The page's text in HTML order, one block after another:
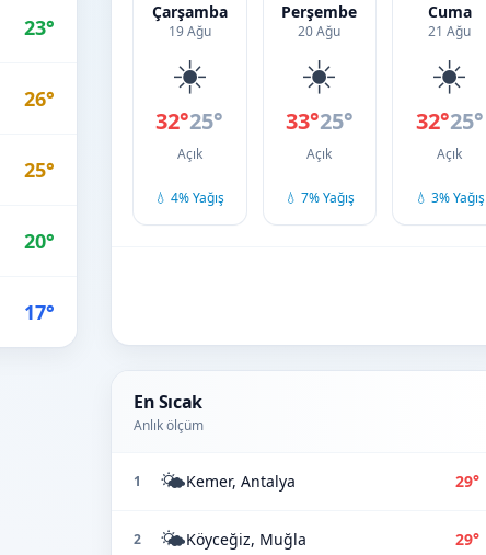
23°
26°
25°
20°
17°
Çarşamba
19 Ağu
☀️
32°25°
Açık
💧 4% Yağış
Perşembe
20 Ağu
☀️
33°25°
Açık
💧 7% Yağış
Cuma
21 Ağu
☀️
32°25°
Açık
💧 3% Yağış
En Sıcak
Anlık ölçüm
1 🌤️Kemer, Antalya 29°
2 🌤️Köyceğiz, Muğla 29°